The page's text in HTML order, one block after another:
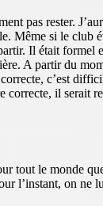
pas rester.
Même si le club
Il était formel
A partir du
c’est
correcte, il serait
tout le monde
l’instant, on ne